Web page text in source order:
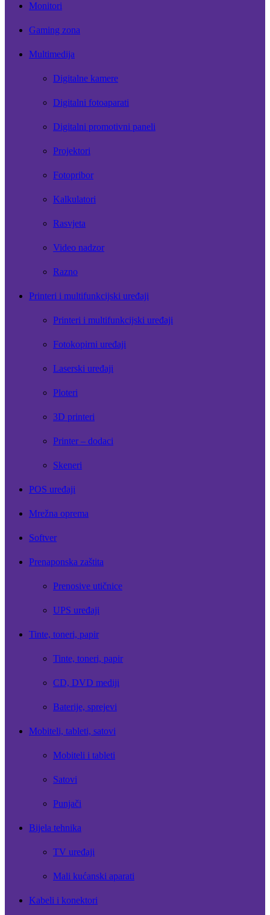
Monitori
Gaming zona
Multimedija
Digitalne kamere
Digitalni fotoaparati
Digitalni promotivni paneli
Projektori
Fotopribor
Kalkulatori
Rasvjeta
Video nadzor
Razno
Printeri i multifunkcijski uređaji
Printeri i multifunkcijski uređaji
Fotokopirni uređaji
Laserski uređaji
Ploteri
3D printeri
Printer – dodaci
Skeneri
POS uređaji
Mrežna oprema
Softver
Prenaponska zaštita
Prenosive utičnice
UPS uređaji
Tinte, toneri, papir
Tinte, toneri, papir
CD, DVD mediji
Baterije, sprejevi
Mobiteli, tableti, satovi
Mobiteli i tableti
Satovi
Punjači
Bijela tehnika
TV uređaji
Mali kućanski aparati
Kabeli i konektori